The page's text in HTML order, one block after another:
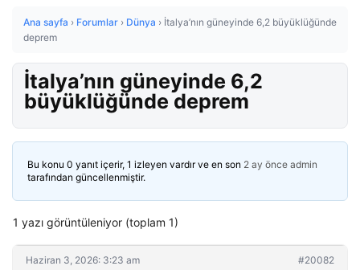
Ana sayfa › Forumlar › Dünya › İtalya’nın güneyinde 6,2 büyüklüğünde
deprem
İtalya’nın güneyinde 6,2
büyüklüğünde deprem
Bu konu 0 yanıt içerir, 1 izleyen vardır ve en son 2 ay önce admin
tarafından güncellenmiştir.
1 yazı görüntüleniyor (toplam 1)
Haziran 3, 2026: 3:23 am #20082